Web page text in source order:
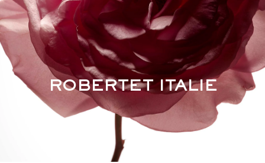
Engagements
Informations financières
Média
Carrières
Contact
e-Robertet FR
ROBERTET ITALIE